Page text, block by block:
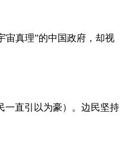
宙真理”的中国政府，却视
一直引以为豪）。边民坚持